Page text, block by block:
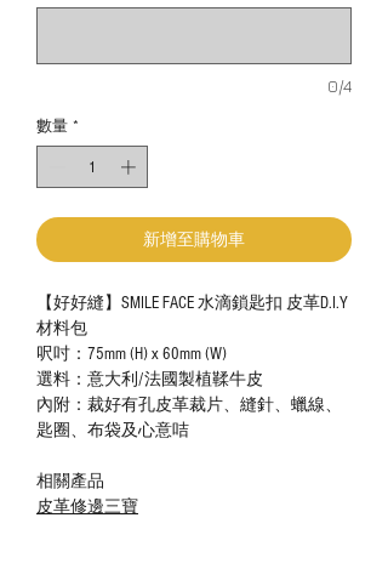
0/4
數量 *
新增至購物車
【好好縫】SMILE FACE 水滴鎖匙扣 皮革D.I.Y
材料包
呎吋：75mm (H) x 60mm (W)
選料：意大利/法國製植鞣牛皮
內附：裁好有孔皮革裁片、縫針、蠟線、
匙圈、布袋及心意咭
相關產品
皮革修邊三寶